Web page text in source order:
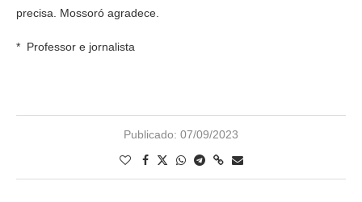
precisa. Mossoró agradece.
* Professor e jornalista
Publicado: 07/09/2023